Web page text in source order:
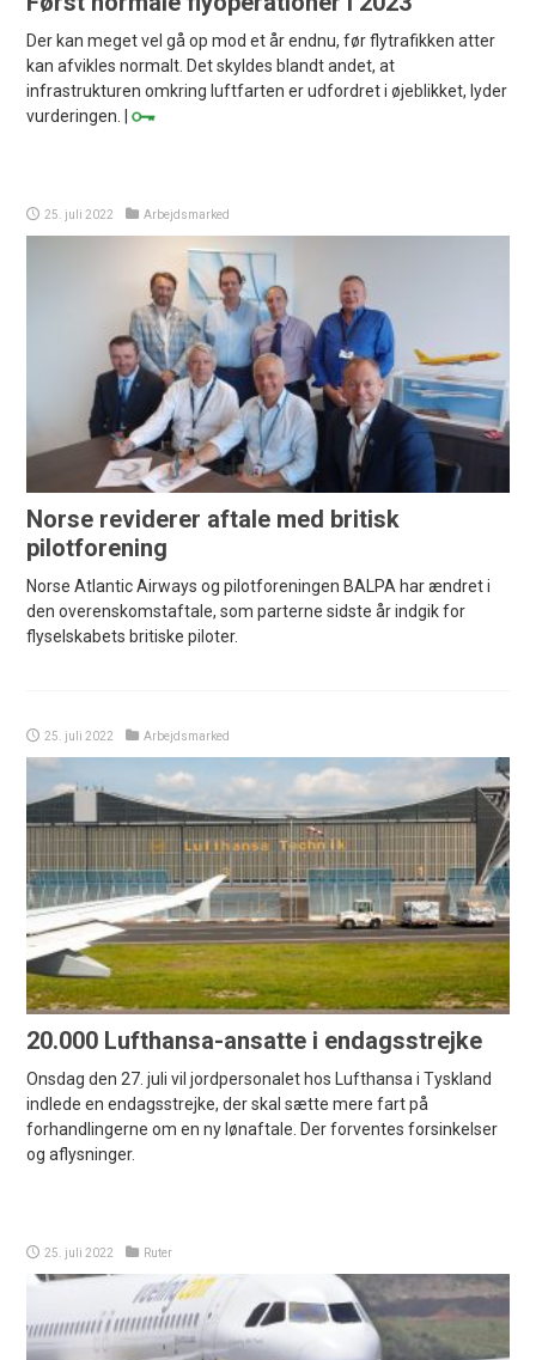
Der kan meget vel gå op mod et år endnu, før flytrafikken atter
kan afvikles normalt. Det skyldes blandt andet, at
infrastrukturen omkring luftfarten er udfordret i øjeblikket, lyder
vurderingen. |
25. juli 2022 Arbejdsmarked
Norse reviderer aftale med britisk
pilotforening
Norse Atlantic Airways og pilotforeningen BALPA har ændret i
den overenskomstaftale, som parterne sidste år indgik for
flyselskabets britiske piloter.
25. juli 2022 Arbejdsmarked
20.000 Lufthansa-ansatte i endagsstrejke
Onsdag den 27. juli vil jordpersonalet hos Lufthansa i Tyskland
indlede en endagsstrejke, der skal sætte mere fart på
forhandlingerne om en ny lønaftale. Der forventes forsinkelser
og aflysninger.
25. juli 2022 Ruter